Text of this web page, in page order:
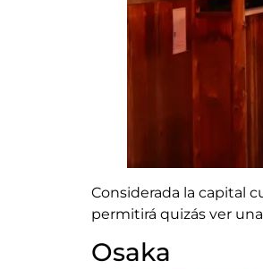
Considerada la capital
permitirá quizás ver
Osaka